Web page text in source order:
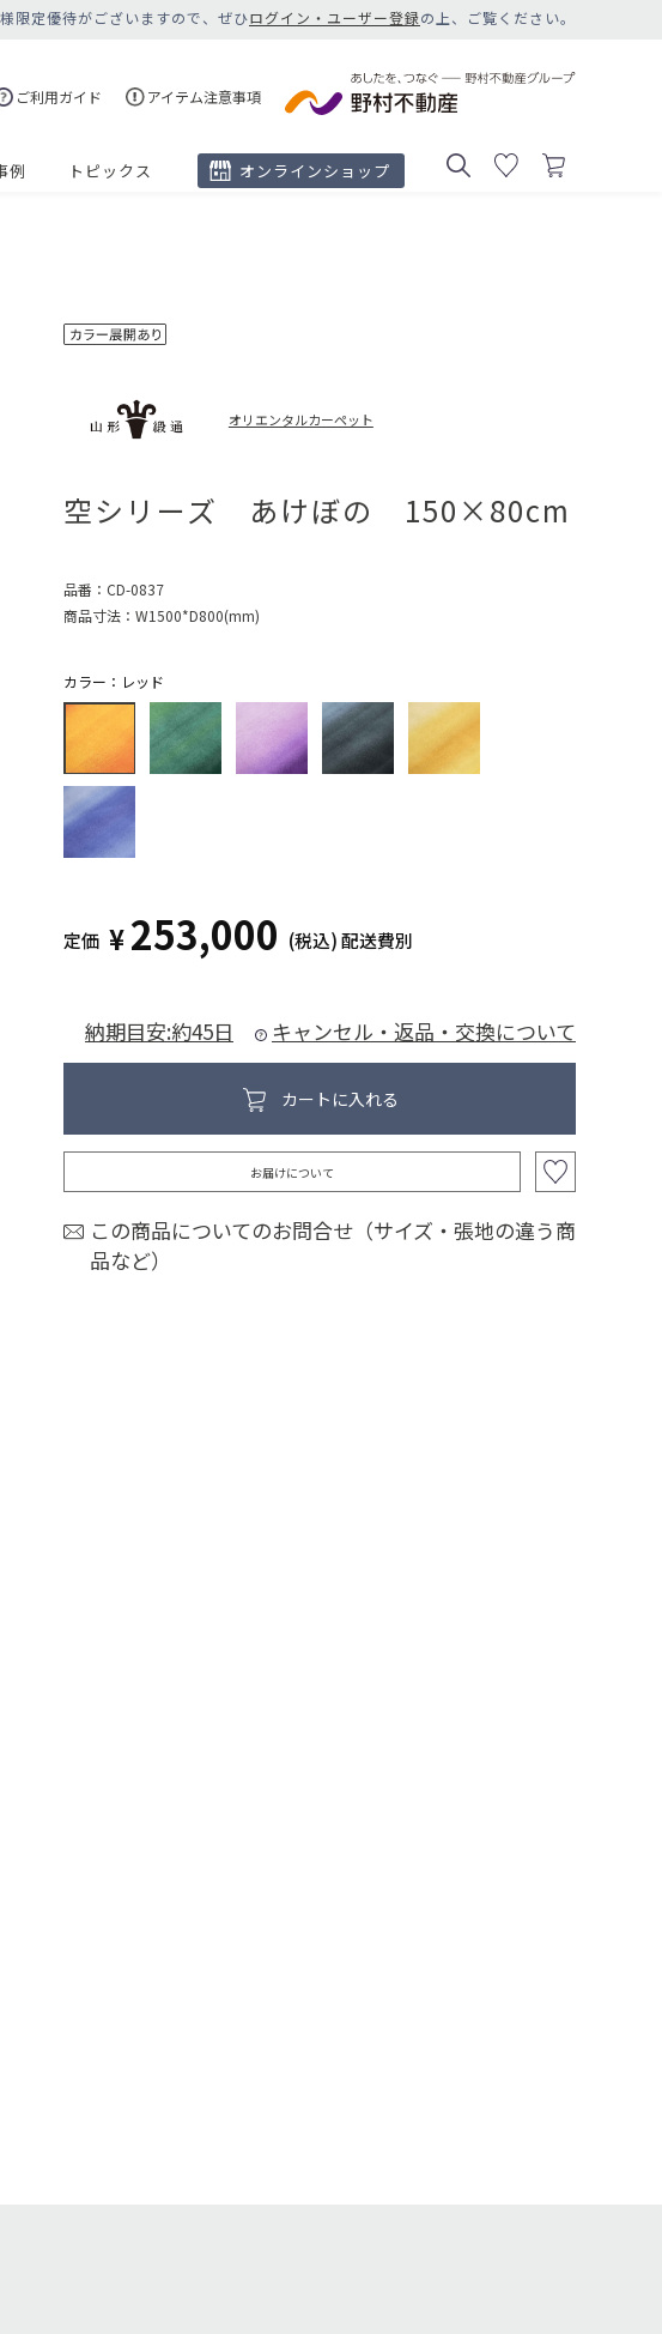
限定優待がございますので、ぜひログイン・ユーザー登録の上、ご覧ください。
ご利用ガイド アイテム注意事項
例 トピックス オンラインショップ
カラー：ダークグリーン
オリエンタルカーペット
空シリーズ あけぼの 150×80cm
品番： CD-0837
商品寸法： W1500*D800(mm)
カラー：レッド
定価 ¥253,000 (税込)配送費別
納期目安:約45日 キャンセル・返品・交換について
カートに入れる
お届けについて
この商品についてのお問合せ（サイズ・張地の違う商
品など）